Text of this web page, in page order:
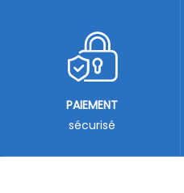
PAIEMENT
sécurisé